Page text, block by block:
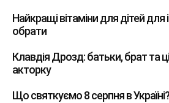
Найкращі вітаміни для дітей для
обрати
Клавдія Дрозд: батьки, брат та
акторку
Що святкуємо 8 серпня в Україні?